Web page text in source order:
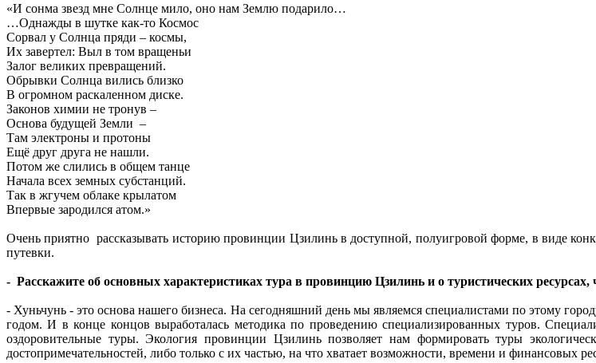
«И сонма звезд мне Солнце мило, оно нам Землю подарило…
…Однажды в шутке как-то Космос
Сорвал у Солнца пряди – космы,
Их завертел: Выл в том вращеньи
Залог великих превращений.
Обрывки Солнца вились близко
В огромном раскаленном диске.
Законов химии не тронув –
Основа будущей Земли –
Там электроны и протоны
Ещё друг друга не нашли.
Потом же слились в общем танце
Начала всех земных субстанций.
Так в жгучем облаке крылатом
Впервые зародился атом.»
Очень приятно рассказывать историю провинции Цзилинь в доступной, полуигровой форме, в виде
путевки.
- Расскажите об основных характеристиках тура в провинцию Цзилинь и о туристических
- Хуньчунь - это основа нашего бизнеса. На сегодняшний день мы являемся специалистами по этому
годом. И в конце концов выработалась методика по проведению специализированных туров.
оздоровительные туры. Экология провинции Цзилинь позволяет нам формировать туры
достопримечательностей, либо только с их частью, на что хватает возможности, времени и финансовых